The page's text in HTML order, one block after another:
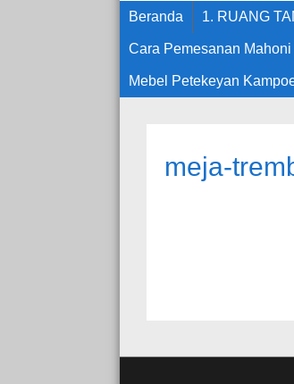
Beranda 1. RUANG
Cara Pemesanan Mahoni
Mebel Petekeyan
meja-